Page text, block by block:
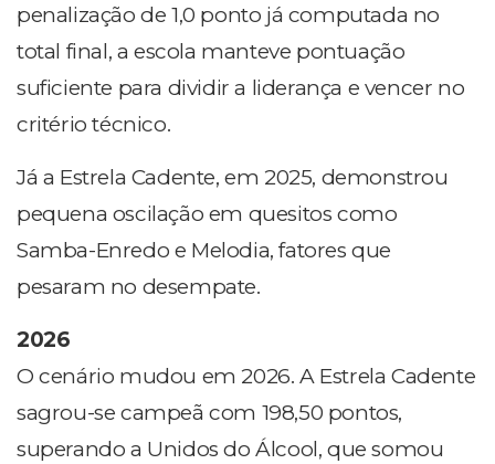
penalização de 1,0 ponto já computada no
total final, a escola manteve pontuação
suficiente para dividir a liderança e vencer no
critério técnico.
Já a Estrela Cadente, em 2025, demonstrou
pequena oscilação em quesitos como
Samba-Enredo e Melodia, fatores que
pesaram no desempate.
2026
O cenário mudou em 2026. A Estrela Cadente
sagrou-se campeã com 198,50 pontos,
superando a Unidos do Álcool, que somou